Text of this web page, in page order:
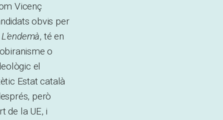
Vicenç
obvis per
L’endemà, té en
o
el
Estat català
però
de la UE, i